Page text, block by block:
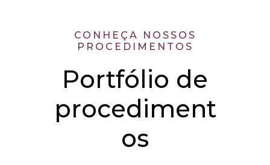
CONHEÇA NOSSOS
PROCEDIMENTOS
Portfólio de
procediment
os